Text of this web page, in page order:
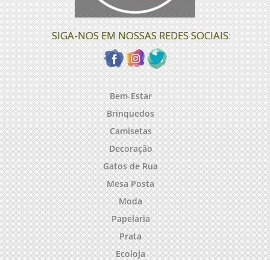
SIGA-NOS EM NOSSAS REDES SOCIAIS:
Bem-Estar
Brinquedos
Camisetas
Decoração
Gatos de Rua
Mesa Posta
Moda
Papelaria
Prata
Ecoloja